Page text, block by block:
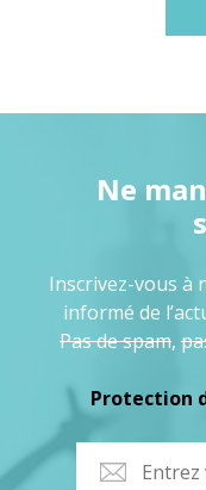
Ne
Inscrivez-vous
informé de
Pas de spam,
Protection